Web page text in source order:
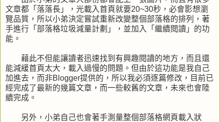
文章都「落落長」，光載入首頁就要20~30秒，必會影想瀏
覽品質，所以小弟決定嘗試重新改變整個部落格的排列，著
手進行「部落格垃圾減量計劃」
，並加入「繼續閱讀」的功
能。
藉此不但能讓讀者迅速找到有興趣閱讀的地方，而且還
能減緩首頁太大，載入過慢的問題。但由於這功能是我自己
加進去，而非Blogger提供的，所以我必須逐篇修改，目前已
經完成了最新的幾篇文章，而一些較舊的文章，未來也會陸
續完成。
另外，小弟自己也會著手測量整個部落格網頁載入狀